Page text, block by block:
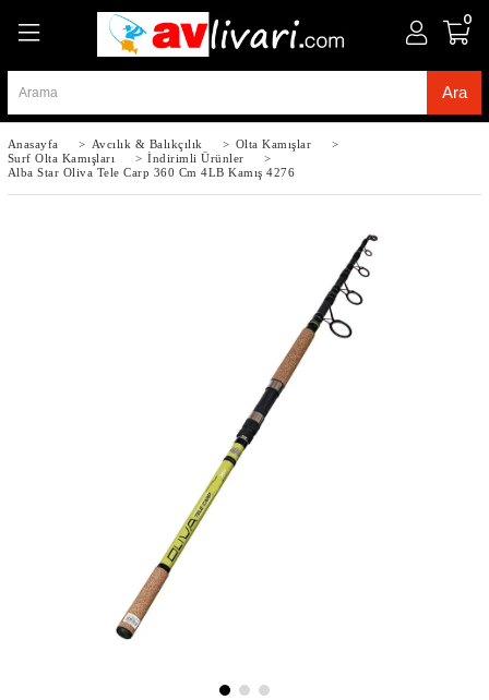
0
Anasayfa > Avcılık & Balıkçılık > Olta Kamışlar
>
Surf Olta Kamışları
> İndirimli Ürünler
>
Alba Star Oliva Tele Carp 360 Cm 4LB Kamış 4276